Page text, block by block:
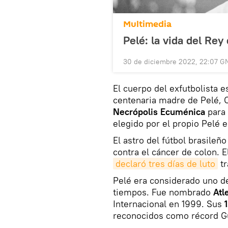
Multimedia
Pelé: la vida del
30 de diciembre 2022, 22:07
El cuerpo del exfutbolista
centenaria madre de Pelé,
Necrópolis Ecuménica
elegido por el propio Pelé
El astro del fútbol
contra el cáncer de colon.
declaró tres días de luto
Pelé era considerado uno
tiempos. Fue nombrado
Internacional en 1999. Sus
reconocidos como récord